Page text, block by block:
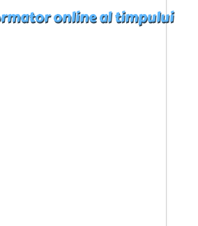
online al timpului